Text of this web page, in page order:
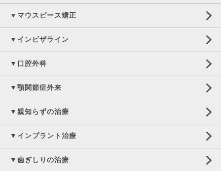
▼マウスピース矯正
▼インビザライン
▼口腔外科
▼顎関節症外来
▼親知らずの治療
▼インプラント治療
▼歯ぎしりの治療